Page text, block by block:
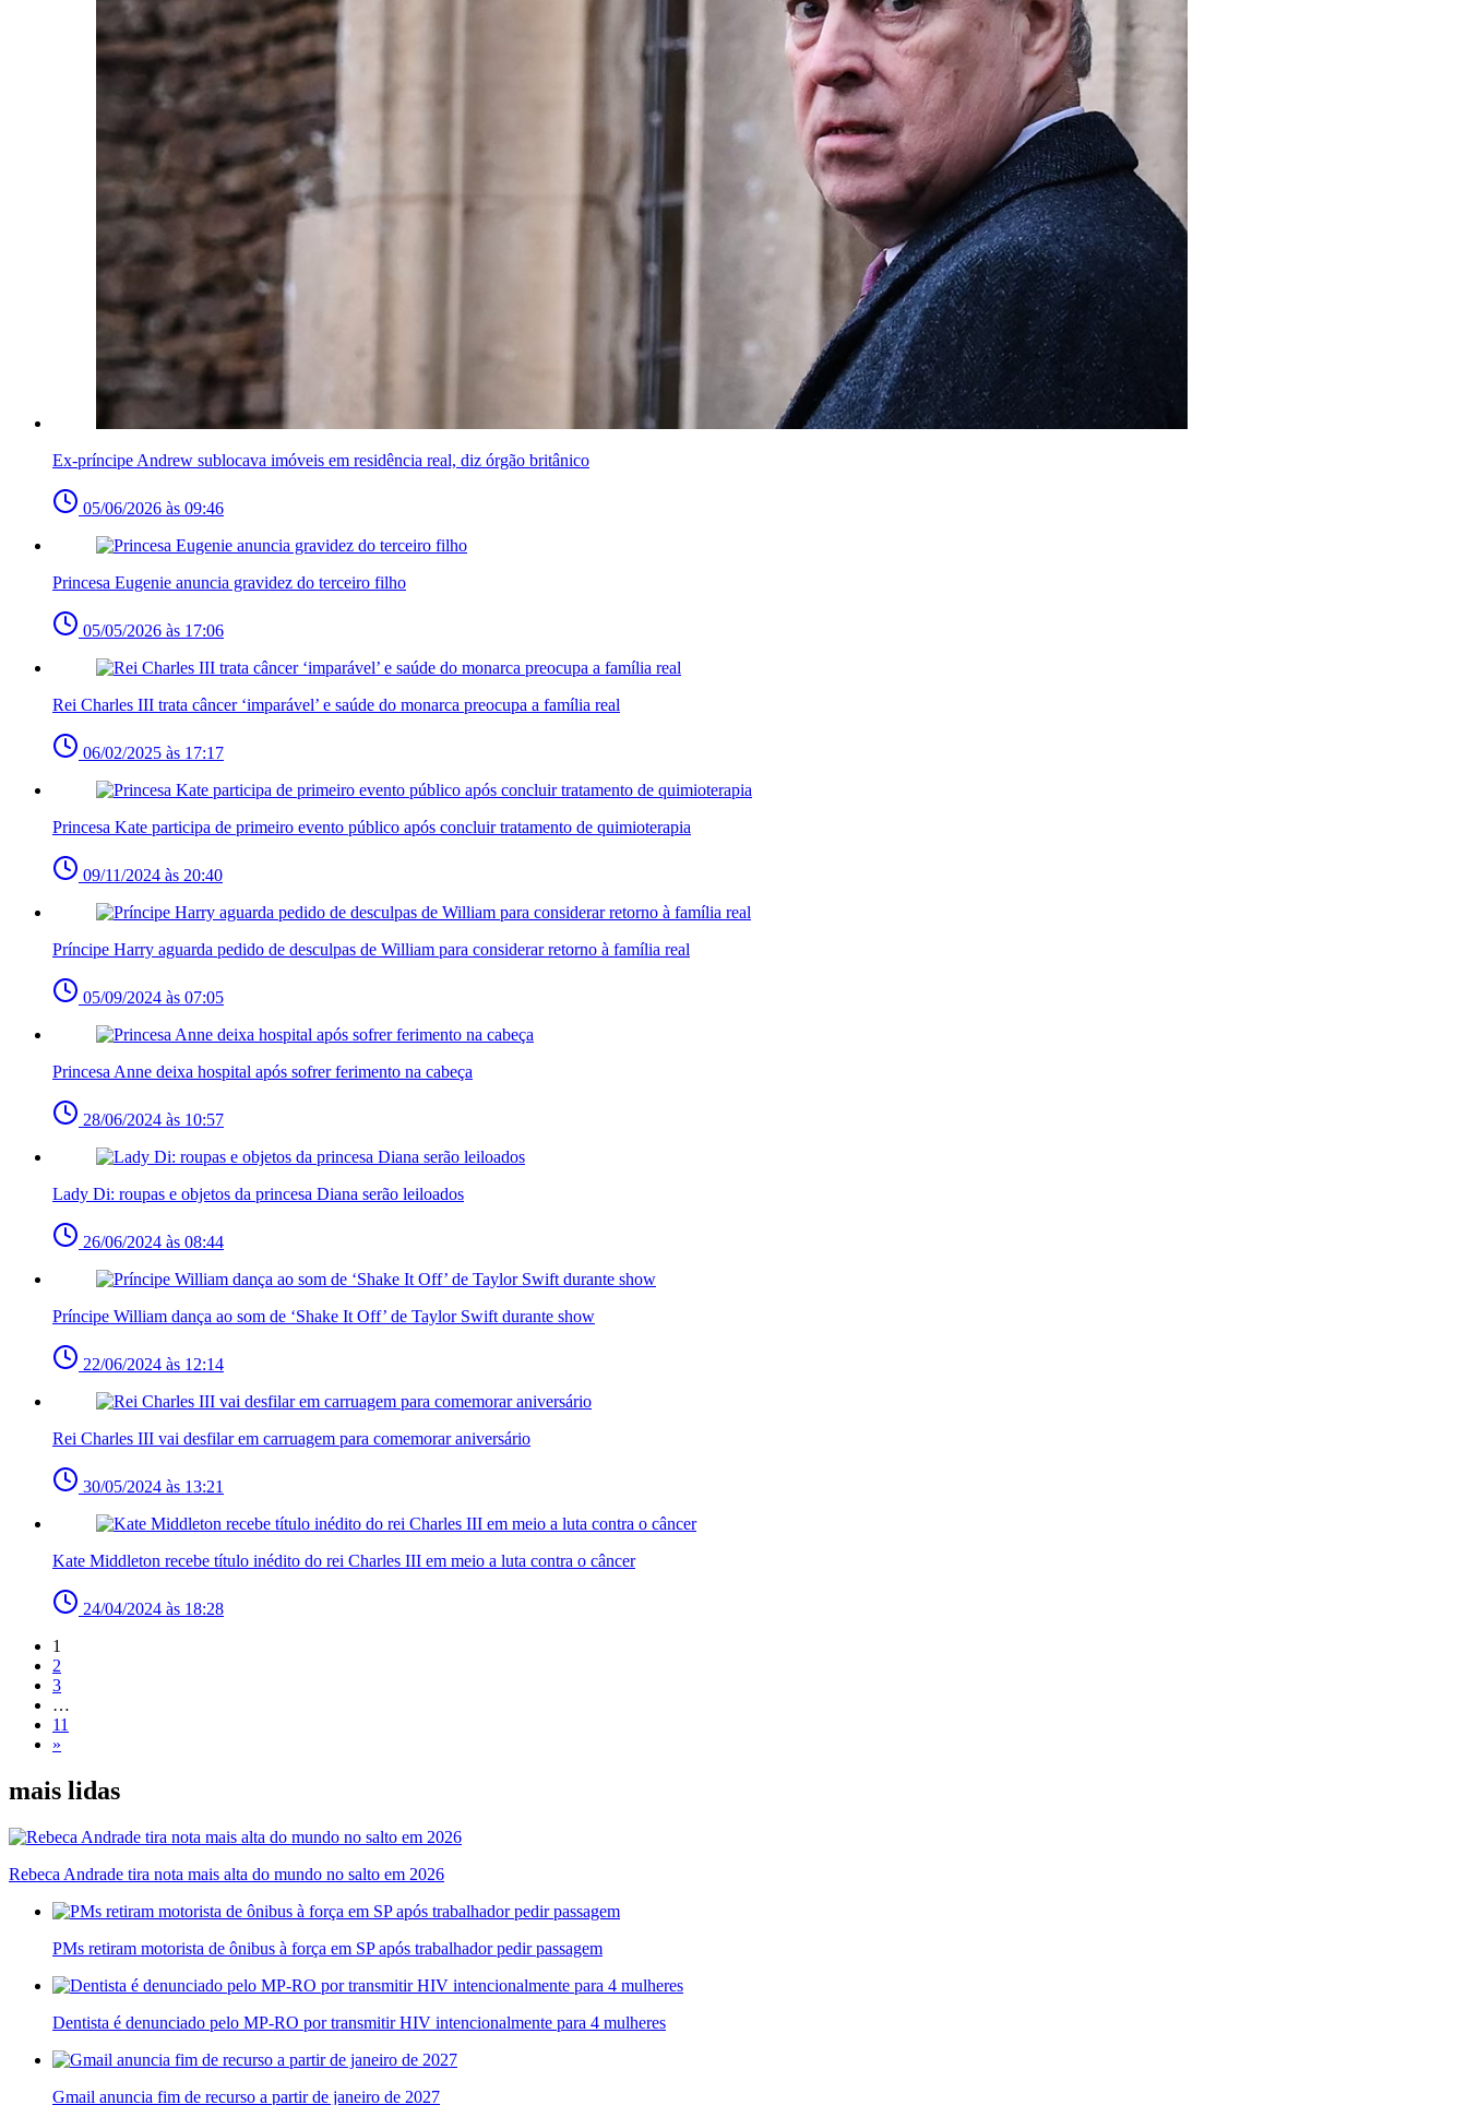
Ex-príncipe Andrew sublocava imóveis em residência real, diz órgão britânico
05/06/2026 às 09:46
Princesa Eugenie anuncia gravidez do terceiro filho
05/05/2026 às 17:06
Rei Charles III trata câncer ‘imparável’ e saúde do monarca preocupa a família real
06/02/2025 às 17:17
Princesa Kate participa de primeiro evento público após concluir tratamento de quimioterapia
09/11/2024 às 20:40
Príncipe Harry aguarda pedido de desculpas de William para considerar retorno à família real
05/09/2024 às 07:05
Princesa Anne deixa hospital após sofrer ferimento na cabeça
28/06/2024 às 10:57
Lady Di: roupas e objetos da princesa Diana serão leiloados
26/06/2024 às 08:44
Príncipe William dança ao som de ‘Shake It Off’ de Taylor Swift durante show
22/06/2024 às 12:14
Rei Charles III vai desfilar em carruagem para comemorar aniversário
30/05/2024 às 13:21
Kate Middleton recebe título inédito do rei Charles III em meio a luta contra o câncer
24/04/2024 às 18:28
1
2
3
…
11
»
mais lidas
Rebeca Andrade tira nota mais alta do mundo no salto em 2026
PMs retiram motorista de ônibus à força em SP após trabalhador pedir passagem
Dentista é denunciado pelo MP-RO por transmitir HIV intencionalmente para 4 mulheres
Gmail anuncia fim de recurso a partir de janeiro de 2027